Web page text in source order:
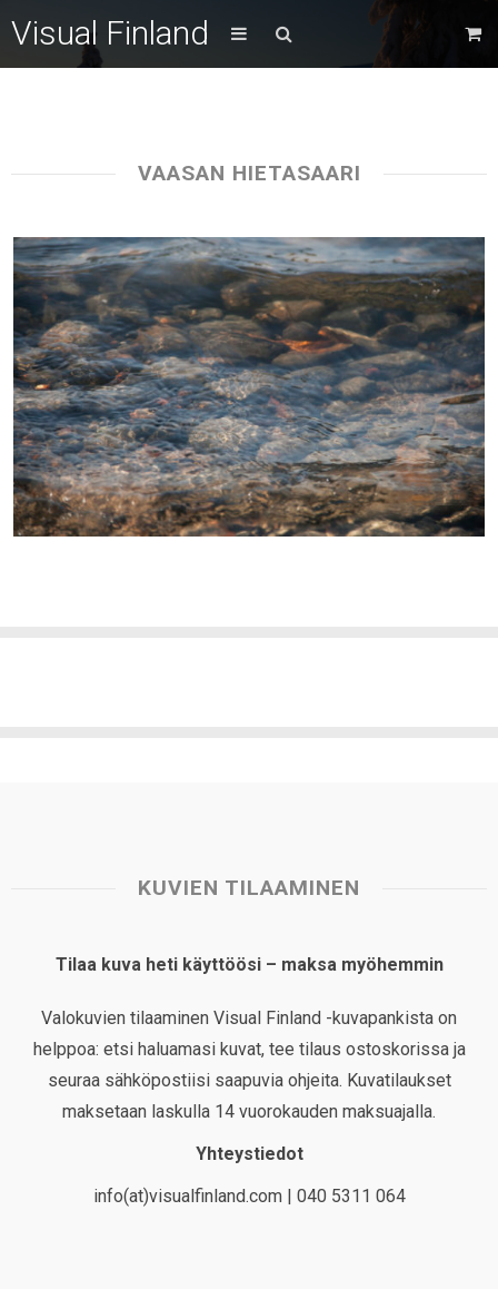
Visual Finland
VAASAN HIETASAARI
KUVIEN TILAAMINEN
Tilaa kuva heti käyttöösi – maksa myöhemmin
Valokuvien tilaaminen Visual Finland -kuvapankista on
helppoa: etsi haluamasi kuvat, tee tilaus ostoskorissa ja
seuraa sähköpostiisi saapuvia ohjeita. Kuvatilaukset
maksetaan laskulla 14 vuorokauden maksuajalla.
Yhteystiedot
info(at)visualfinland.com | 040 5311 064